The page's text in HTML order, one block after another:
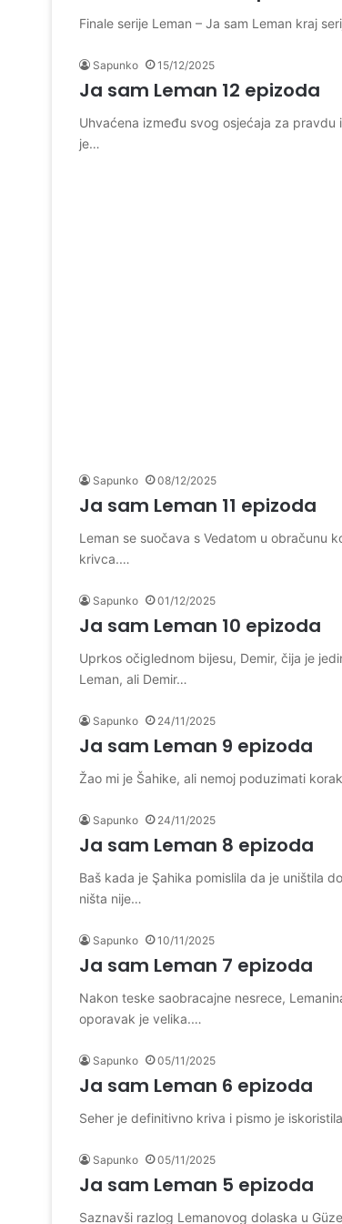
Finale serije Leman – Ja sam Leman kraj
Sapunko 15/12/2025
Ja sam Leman 12 epizoda
Uhvaćena između svog osjećaja za
je…
Sapunko 08/12/2025
Ja sam Leman 11 epizoda
Leman se suočava s Vedatom u obračunu
krivca.…
Sapunko 01/12/2025
Ja sam Leman 10 epizoda
Uprkos očiglednom bijesu, Demir, čija je
Leman, ali Demir…
Sapunko 24/11/2025
Ja sam Leman 9 epizoda
Žao mi je Šahike, ali nemoj poduzimati
Sapunko 24/11/2025
Ja sam Leman 8 epizoda
Baš kada je Şahika pomislila da je uništila
ništa nije…
Sapunko 10/11/2025
Ja sam Leman 7 epizoda
Nakon teske saobracajne nesrece,
oporavak je velika.…
Sapunko 05/11/2025
Ja sam Leman 6 epizoda
Seher je definitivno kriva i pismo je
Sapunko 05/11/2025
Ja sam Leman 5 epizoda
Saznavši razlog Lemanovog dolaska u